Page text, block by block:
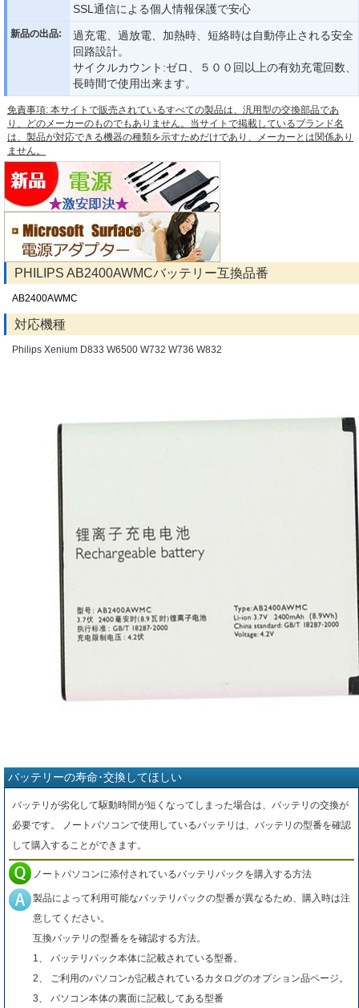
SSL通信による個人情報保護で安心
新品の出品:
過充電、過放電、加熱時、短絡時は自動停止される安全
回路設計。
サイクルカウント:ゼロ、５００回以上の有効充電回数、
長時間で使用出来ます。
免責事項: 本サイトで販売されているすべての製品は、汎用型の交換部品であ
り、どのメーカーのものでもありません。当サイトで掲載しているブランド名
は、製品が対応できる機器の種類を示すためだけであり、メーカーとは関係あり
ません。
PHILIPS AB2400AWMCバッテリー互換品番
AB2400AWMC
対応機種
Philips Xenium D833 W6500 W732 W736 W832
バッテリーの寿命･交換してほしい
バッテリが劣化して駆動時間が短くなってしまった場合は、バッテリの交換が
必要です。 ノートパソコンで使用しているバッテリは、バッテリの型番を確認
して購入することができます。
ノートパソコンに添付されているバッテリパックを購入する方法
製品によって利用可能なバッテリパックの型番が異なるため、購入時は注
意してください。
互換バッテリの型番をを確認する方法。
1、 バッテリパック本体に記載されている型番。
2、 ご利用のパソコンが記載されているカタログのオプション品ページ。
3、 パソコン本体の裏面に記載してある型番